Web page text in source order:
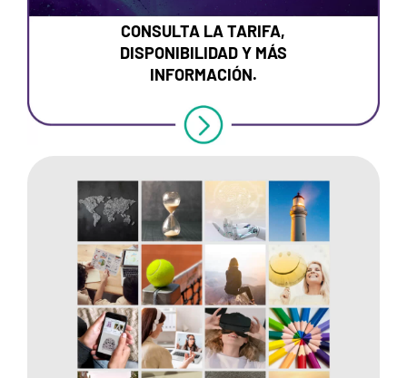
CONSULTA LA TARIFA,
DISPONIBILIDAD Y MÁS
INFORMACIÓN.